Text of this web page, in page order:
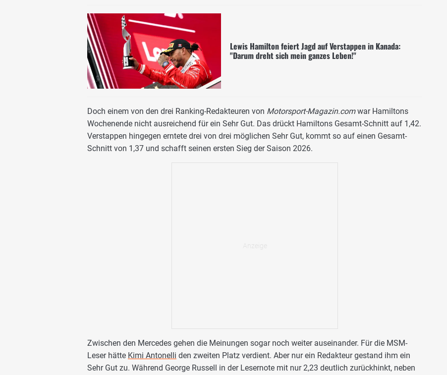
Lewis Hamilton feiert Jagd auf Verstappen in Kanada:
"Darum dreht sich mein ganzes Leben!"
Doch einem von den drei Ranking-Redakteuren von Motorsport-Magazin.comwar Hamiltons
Wochenende nicht ausreichend für ein Sehr Gut. Das drückt Hamiltons Gesamt-Schnitt auf 1,42.
Verstappen hingegen erntete drei von drei möglichen Sehr Gut, kommt so auf einen Gesamt-
Schnitt von 1,37 und schafft seinen ersten Sieg der Saison 2026.
Zwischen den Mercedes gehen die Meinungen sogar noch weiter auseinander. Für die MSM-
Leser hätte Kimi Antonelli den zweiten Platz verdient. Aber nur ein Redakteur gestand ihm ein
Sehr Gut zu. Während George Russell in der Lesernote mit nur 2,23 deutlich zurückhinkt, neben